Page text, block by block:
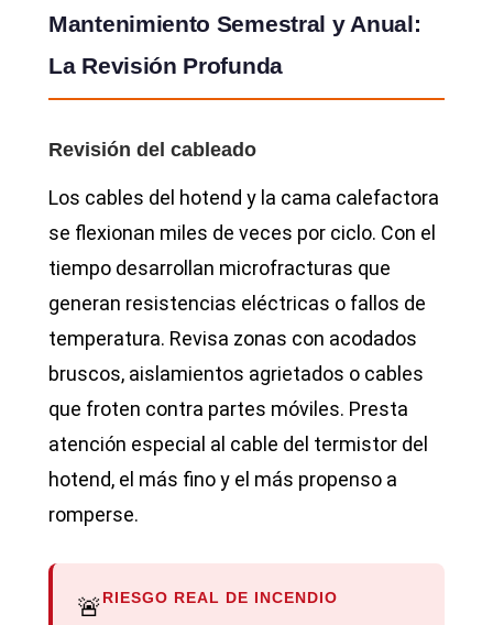
Mantenimiento Semestral y Anual:
La Revisión Profunda
Revisión del cableado
Los cables del hotend y la cama calefactora
se flexionan miles de veces por ciclo. Con el
tiempo desarrollan microfracturas que
generan resistencias eléctricas o fallos de
temperatura. Revisa zonas con acodados
bruscos, aislamientos agrietados o cables
que froten contra partes móviles. Presta
atención especial al cable del termistor del
hotend, el más fino y el más propenso a
romperse.
🚨 RIESGO REAL DE INCENDIO